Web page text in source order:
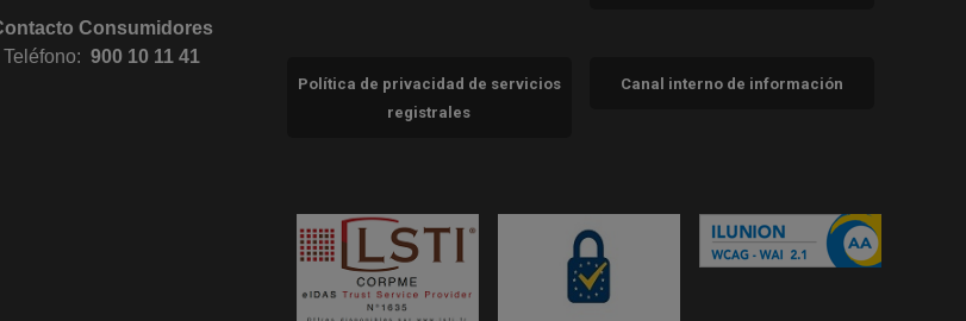
Consumidores
Teléfono:900 10 11 41
Política de privacidad de servicios
registrales
Canal interno de información